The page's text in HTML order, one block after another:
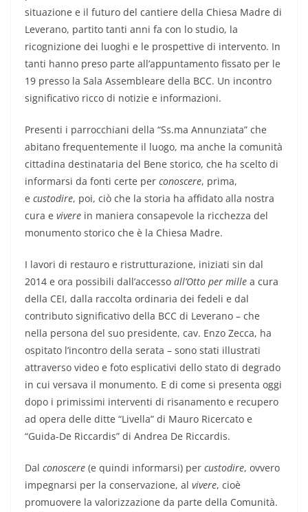
situazione e il futuro del cantiere della Chiesa Madre di
Leverano, partito tanti anni fa con lo studio, la
ricognizione dei luoghi e le prospettive di intervento. In
tanti hanno preso parte all’appuntamento fissato per le
19 presso la Sala Assembleare della BCC. Un incontro
significativo ricco di notizie e informazioni.
Presenti i parrocchiani della “Ss.ma Annunziata” che
abitano frequentemente il luogo, ma anche la comunità
cittadina destinataria del Bene storico, che ha scelto di
informarsi da fonti certe per conoscere, prima,
e custodire, poi, ciò che la storia ha affidato alla nostra
cura e vivere in maniera consapevole la ricchezza del
monumento storico che è la Chiesa Madre.
I lavori di restauro e ristrutturazione, iniziati sin dal
2014 e ora possibili dall’accesso all’Otto per mille a cura
della CEI, dalla raccolta ordinaria dei fedeli e dal
contributo significativo della BCC di Leverano – che
nella persona del suo presidente, cav. Enzo Zecca, ha
ospitato l’incontro della serata – sono stati illustrati
attraverso video e foto esplicativi dello stato di degrado
in cui versava il monumento. E di come si presenta oggi
dopo i primissimi interventi di risanamento e recupero
ad opera delle ditte “Livella” di Mauro Ricercato e
“Guida-De Riccardis” di Andrea De Riccardis.
Dal conoscere (e quindi informarsi) per custodire, ovvero
impegnarsi per la conservazione, al vivere, cioè
promuovere la valorizzazione da parte della Comunità.